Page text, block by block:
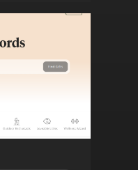
Analyse
dich dabei,